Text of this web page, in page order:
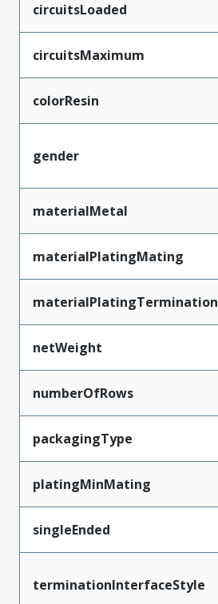
circuitsLoaded
circuitsMaximum
colorResin
gender
materialMetal
materialPlatingMating
materialPlatingTermination
netWeight
numberOfRows
packagingType
platingMinMating
singleEnded
terminationInterfaceStyle